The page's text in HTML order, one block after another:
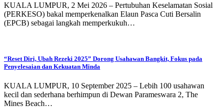
KUALA LUMPUR, 2 Mei 2026 – Pertubuhan Keselamatan Sosial
(PERKESO) bakal memperkenalkan Elaun Pasca Cuti Bersalin
(EPCB) sebagai langkah memperkukuh…
“Reset Diri, Ubah Rezeki 2025” Dorong Usahawan Bangkit, Fokus pada
Penyelesaian dan Kekuatan Minda
KUALA LUMPUR, 10 September 2025 – Lebih 100 usahawan
kecil dan sederhana berhimpun di Dewan Parameswara 2, The
Mines Beach…